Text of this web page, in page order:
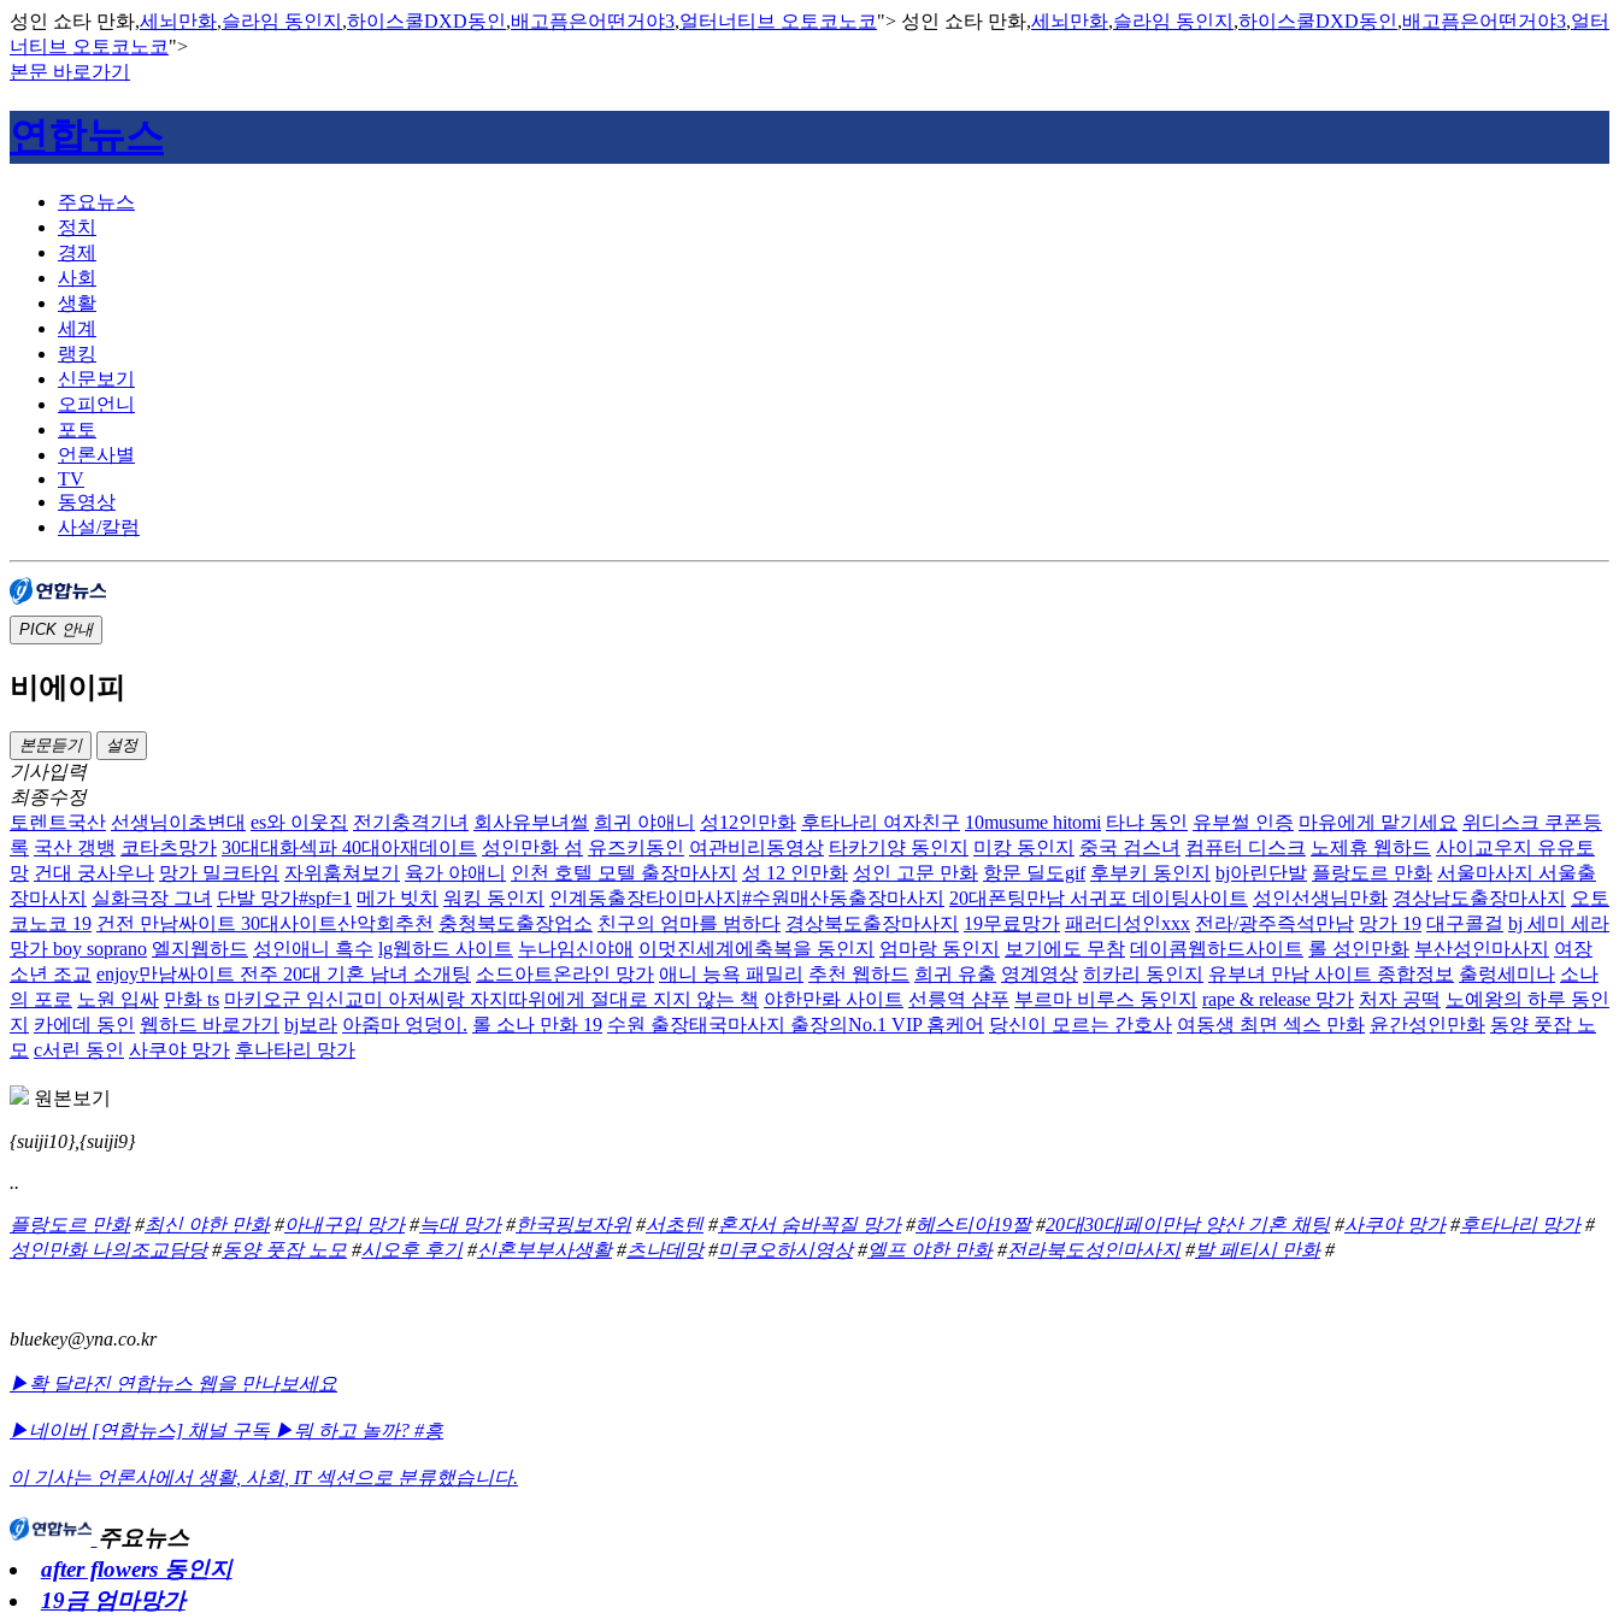
성인 쇼타 만화,세뇌만화,슬라임 동인지 ,하이스쿨DXD동인,배고픔은어떤거야3,얼터너티브 오토코노코"> 성인 쇼타 만화,세뇌만화,슬라임 동인지 ,하이스쿨DXD동인,배고픔은어떤거야3,얼터
너티브 오토코노코">
본문 바로가기
연합뉴스
주요뉴스
정치
경제
사회
생활
세계
랭킹
신문보기
오피언니
포토
언론사별
TV
동영상
사설/칼럼
PICK 안내
비에이피
본문듣기 설정
기사입력
최종수정
토렌트국산 선생님이초변대 es와 이웃집 전기충격기녀 회사유부녀썰 희귀 야애니 성12인만화 후타나리 여자친구 10musume hitomi 타냐 동인 유부썰 인증 마유에게 맡기세요 위디스크 쿠폰등
록 국산 갱뱅 코타츠망가 30대대화섹파 40대아재데이트 성인만화 섬 유즈키동인 여관비리동영상 타카기양 동인지 미캉 동인지 중국 검스녀 컴퓨터 디스크 노제휴 웹하드 사이교우지 유유토
망 건대 궁사우나 망가 밀크타임 자위훔쳐보기 육가 야애니 인천 호텔 모텔 출장마사지 성 12 인만화 성인 고문 만화 항문 딜도gif 후부키 동인지 bj아린단발 플랑도르 만화 서울마사지 서울출
장마사지
실화극장 그녀 단발 망가#spf=1 메가 빗치 워킹 동인지 인계동출장타이마사지#수원매산동출장마사지 20대폰팅만남 서귀포 데이팅사이트 성인선생님만화 경상남도출장마사지
오토
코노코 19 건전 만남싸이트 30대사이트산악회추천 충청북도출장업소 친구의 엄마를 범하다 경상북도출장마사지 19무료망가 패러디성인xxx 전라/광주즉석만남 망가 19 대구콜걸 bj 세미 세라
망가 boy soprano 엘지웹하드 성인애니 흑수 lg웹하드 사이트 누나임신야애 이멋진세계에축복을 동인지 엄마랑 동인지 보기에도 무참 데이콤웹하드사이트 롤 성인만화 부산성인마사지
여장
소년 조교 enjoy만남싸이트 전주 20대 기혼 남녀 소개팅 소드아트온라인 망가 애니 능욕 패밀리 추천 웹하드 희귀 유출 영계영상 히카리 동인지 유부녀 만남 사이트 종합정보 출렁세미나 소나
의 포로 노원 입싸 만화 ts 마키오군 임신교미 아저씨랑 자지따위에게 절대로 지지 않는 책 야한만롸 사이트 선릉역 샴푸 부르마 비루스 동인지 rape & release 망가 처자 공떡 노예왕의 하루 동인
지
카에데 동인 웹하드 바로가기 bj보라 아줌마 엉덩이. 롤 소나 만화 19 수원 출장태국마사지 출장의No.1 VIP 홈케어 당신이 모르는 간호사 여동생 최면 섹스 만화 윤간성인만화 동양 풋잡 노
모 c서린 동인 사쿠야 망가 후나타리 망가
원본보기
{suiji10},{suiji9}
..
플랑도르 만화#최신 야한 만화#아내구입 망가#늑대 망가#한국핑보자위#서초텐#혼자서 숨바꼭질 망가#헤스티아19짤#20대30대페이만남 양산 기혼 채팅#사쿠야 망가#후타나리 망가#
성인만화 나의조교담당#동양 풋잡 노모 #시오후 후기#신혼부부사생활#츠나데망#미쿠오하시영상#엘프 야한 만화#전라북도성인마사지#발 페티시 만화#
bluekey@yna.co.kr
▶확 달라진 연합뉴스 웹을 만나보세요
▶네이버 [연합뉴스] 채널 구독 ▶뭐 하고 놀까? #흥
이 기사는 언론사에서 생활, 사회, IT섹션으로 분류했습니다.
주요뉴스
after flowers 동인지
19금 엄마망가